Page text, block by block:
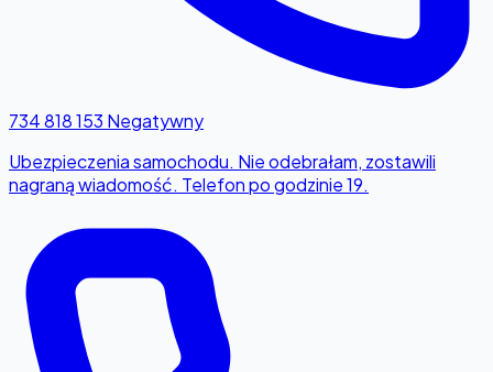
734 818 153 Negatywny
Ubezpieczenia samochodu. Nie odebrałam, zostawili
nagraną wiadomość. Telefon po godzinie 19.